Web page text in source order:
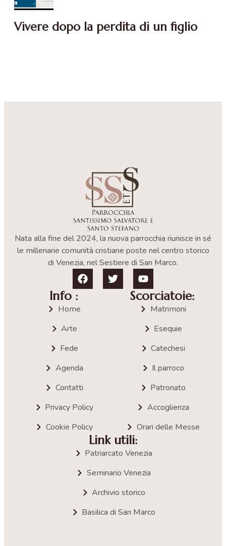
Vivere dopo la perdita di un figlio
Nata alla fine del 2024, la nuova parrocchia riunisce in sé
le millenarie comunità cristiane poste nel centro storico
di Venezia, nel Sestiere di San Marco.
Info :
Home
Arte
Fede
Agenda
Contatti
Privacy Policy
Cookie Policy
Scorciatoie:
Matrimoni
Esequie
Catechesi
Il parroco
Patronato
Accoglienza
Orari delle Messe
Link utili:
Patriarcato Venezia
Seminario Venezia
Archivio storico
Basilica di San Marco